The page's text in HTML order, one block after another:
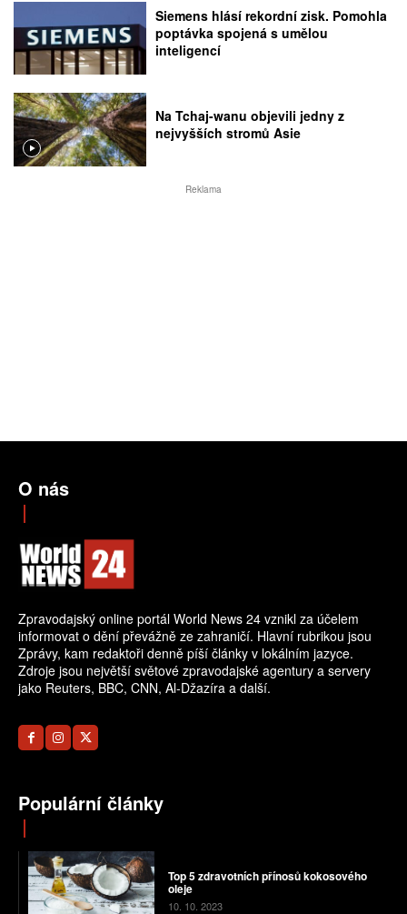
Siemens hlásí rekordní zisk. Pomohla
poptávka spojená s umělou
inteligencí
Na Tchaj-wanu objevili jedny z
nejvyšších stromů Asie
Reklama
O nás
Zpravodajský online portál World News 24 vznikl za účelem
informovat o dění převážně ze zahraničí. Hlavní rubrikou jsou
Zprávy, kam redaktoři denně píší články v lokálním jazyce.
Zdroje jsou největší světové zpravodajské agentury a servery
jako Reuters, BBC, CNN, Al-Džazíra a další.
Populární články
Top 5 zdravotních přínosů kokosového
oleje
10. 10. 2023